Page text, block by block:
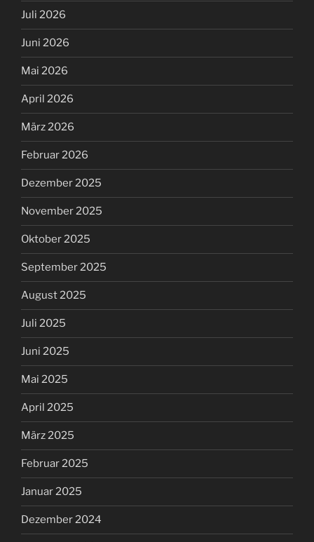
Juli 2026
Juni 2026
Mai 2026
April 2026
März 2026
Februar 2026
Dezember 2025
November 2025
Oktober 2025
September 2025
August 2025
Juli 2025
Juni 2025
Mai 2025
April 2025
März 2025
Februar 2025
Januar 2025
Dezember 2024